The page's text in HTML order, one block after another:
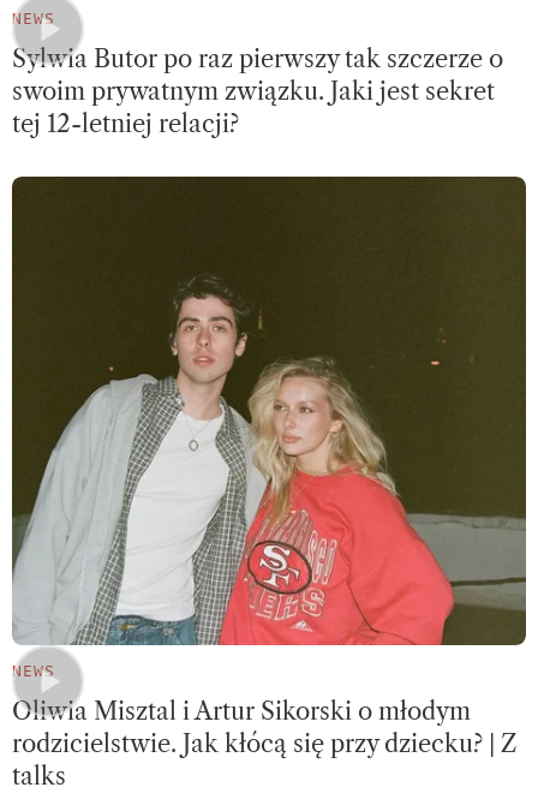
NEWS
Sylwia Butor po raz pierwszy tak szczerze o
swoim prywatnym związku. Jaki jest sekret
tej 12-letniej relacji?
NEWS
Oliwia Misztal i Artur Sikorski o młodym
rodzicielstwie. Jak kłócą się przy dziecku? | Z
talks